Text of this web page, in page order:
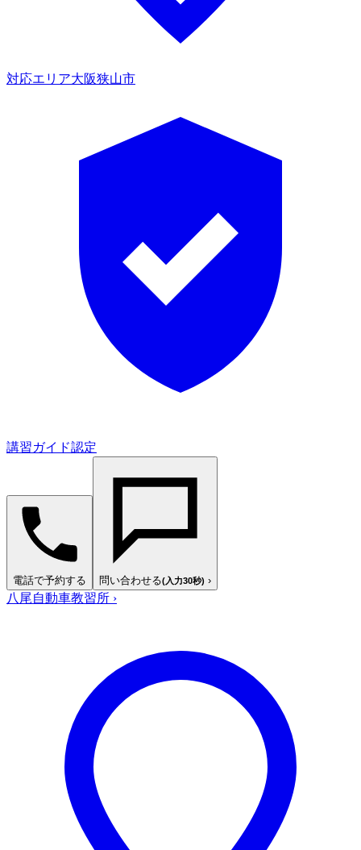
対応エリア大阪狭山市
講習ガイド認定
電話で予約する 問い合わせる(入力30秒) ›
八尾自動車教習所 ›